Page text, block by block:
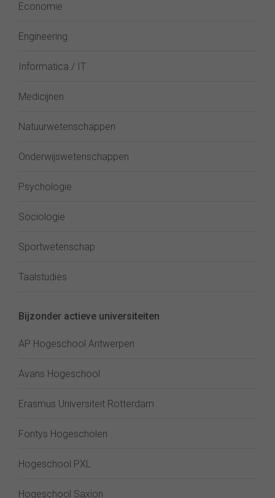
Economie
Engineering
Informatica / IT
Medicijnen
Natuurwetenschappen
Onderwijswetenschappen
Psychologie
Sociologie
Sportwetenschap
Taalstudies
Bijzonder actieve universiteiten
AP Hogeschool Antwerpen
Avans Hogeschool
Erasmus Universiteit Rotterdam
Fontys Hogescholen
Hogeschool PXL
Hogeschool Saxion